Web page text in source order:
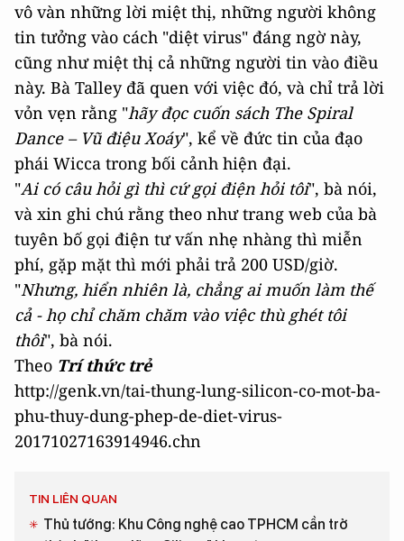
vô vàn những lời miệt thị, những người không
tin tưởng vào cách "diệt virus" đáng ngờ này,
cũng như miệt thị cả những người tin vào điều
này. Bà Talley đã quen với việc đó, và chỉ trả lời
vỏn vẹn rằng "hãy đọc cuốn sách The Spiral
Dance – Vũ điệu Xoáy", kể về đức tin của đạo
phái Wicca trong bối cảnh hiện đại.
"Ai có câu hỏi gì thì cứ gọi điện hỏi tôi", bà nói,
và xin ghi chú rằng theo như trang web của bà
tuyên bố gọi điện tư vấn nhẹ nhàng thì miễn
phí, gặp mặt thì mới phải trả 200 USD/giờ.
"Nhưng, hiển nhiên là, chẳng ai muốn làm thế
cả - họ chỉ chăm chăm vào việc thù ghét tôi
thôi", bà nói.
Theo Trí thức trẻ
http://genk.vn/tai-thung-lung-silicon-co-mot-ba-
phu-thuy-dung-phep-de-diet-virus-
20171027163914946.chn
TIN LIÊN QUAN
Thủ tướng: Khu Công nghệ cao TPHCM cần trở